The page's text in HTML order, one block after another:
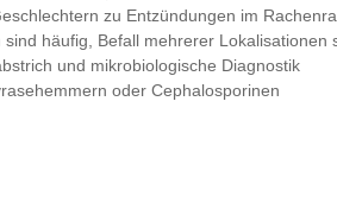
zu Entzündungen im
häufig, Befall mehrerer Lokalisationen
und mikrobiologische Diagnostik
oder Cephalosporinen